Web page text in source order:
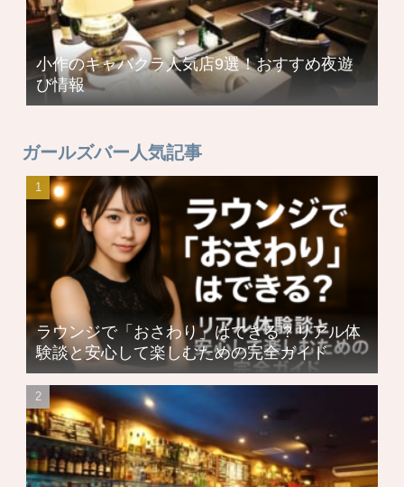
小作のキャバクラ人気店9選！おすすめ夜遊
び情報
ガールズバー人気記事
ラウンジで「おさわり」はできる？リアル体
験談と安心して楽しむための完全ガイド